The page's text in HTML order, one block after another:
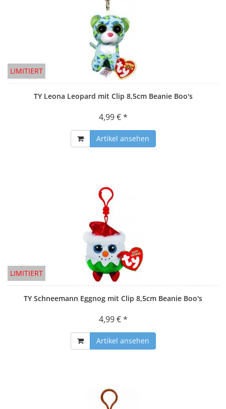
LIMITIERT
TY Leona Leopard mit Clip 8,5cm Beanie Boo's
4,99 € *
Artikel ansehen
LIMITIERT
TY Schneemann Eggnog mit Clip 8,5cm Beanie Boo's
4,99 € *
Artikel ansehen